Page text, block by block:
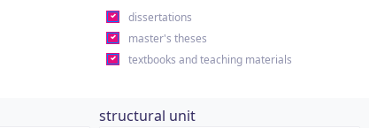
dissertations
master's theses
textbooks and teaching materials
structural unit